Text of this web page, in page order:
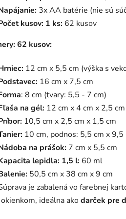
3x AA batérie (nie sú
kusov: 1 ks: 62 kusov
62 kusov:
12 cm x 5,5 cm (výška s
16 cm x 7,5 cm
: 8 cm (tvary: 5,5 - 7 cm)
na gél: 12 cm x 4 cm x 2,5 cm
10,5 cm x 2,5 cm x 1,5 cm
10 cm, podnos: 5,5 cm x 9,5
na prášok: 7 cm x 5,5 cm
lepidla: 1,5 l: 60 ml
50,5 cm x 38 cm x 9 cm
je zabalená vo farebnej
okienkom, ideálna akodarček pre